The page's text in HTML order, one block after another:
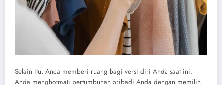
Selain itu, Anda memberi ruang bagi versi diri Anda saat ini.
Anda menghormati pertumbuhan pribadi Anda dengan memilih